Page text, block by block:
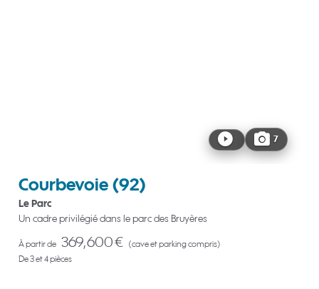
7
Courbevoie (92)
Le Parc
Un cadre privilégié dans le parc des Bruyères
À partir de 369,600 € (cave et parking compris)
De 3 et 4 pièces